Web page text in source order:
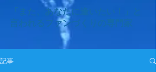
「また、あなたに逢いたい！」と
言われるファンづくりの専門家
記事